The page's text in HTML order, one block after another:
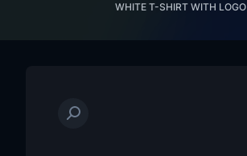
WHITE T-SHIRT WITH LOGO